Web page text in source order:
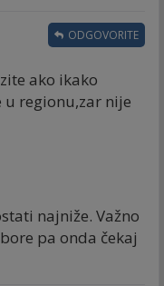
ako ikako
u regionu,zar nije
ODGOVORITE
najniže. Važno
pa onda čekaj